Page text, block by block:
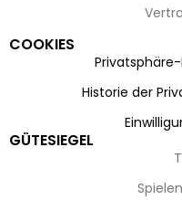
COOKIES
Historie der
GÜTESIEGEL